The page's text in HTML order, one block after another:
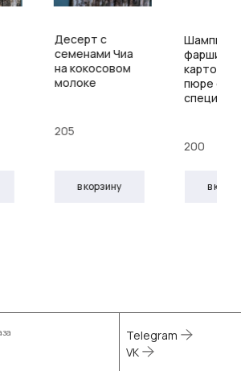
Десерт с
семенами Чиа
на кокосовом
молоке
205
в корзину
пюре со
специями
200
в
Telegram
VK